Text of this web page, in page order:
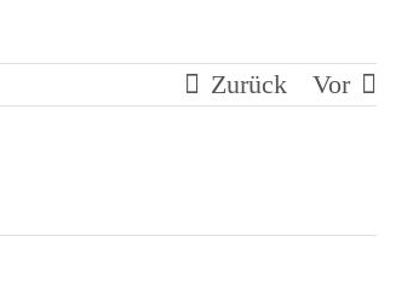
Zurück Vor